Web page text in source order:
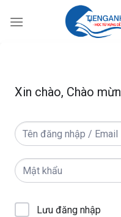
Xin chào, Chào
Lưu đăng nhập